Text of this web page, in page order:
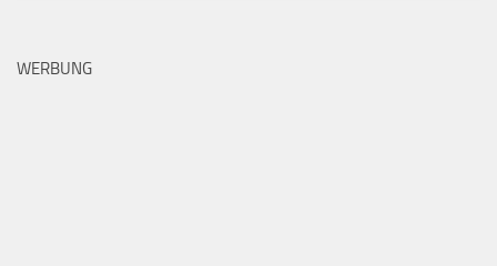
WERBUNG